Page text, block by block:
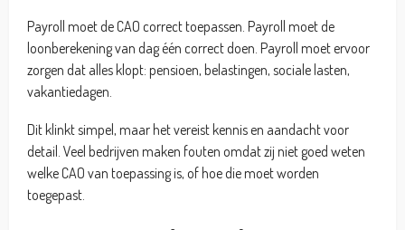
Payroll moet de CAO correct toepassen. Payroll moet de
loonberekening van dag één correct doen. Payroll moet ervoor
zorgen dat alles klopt: pensioen, belastingen, sociale lasten,
vakantiedagen.
Dit klinkt simpel, maar het vereist kennis en aandacht voor
detail. Veel bedrijven maken fouten omdat zij niet goed weten
welke CAO van toepassing is, of hoe die moet worden
toegepast.